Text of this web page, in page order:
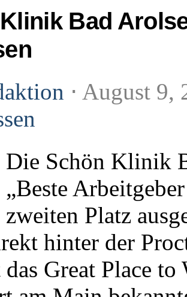
Bad
⋅ August 9,
Die Schön Klinik
„Beste
zweiten Platz
hinter der
das Great Place